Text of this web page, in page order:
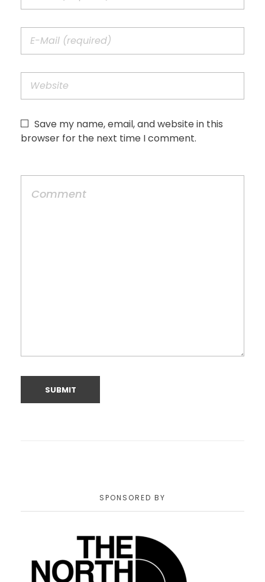
Save my name, email, and website in this
browser for the next time I comment.
SPONSORED BY